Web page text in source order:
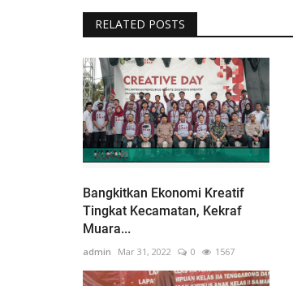
RELATED POSTS
Bangkitkan Ekonomi Kreatif
Tingkat Kecamatan, Kekraf
Muara...
admin Mar 31, 2022 0 1567